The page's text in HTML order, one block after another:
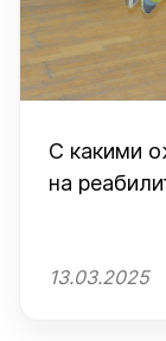
С какими
на
13.03.2025